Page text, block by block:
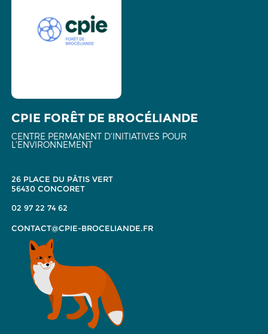
CPIE FORÊT DE BROCÉLIANDE
CENTRE PERMANENT D'INITIATIVES POUR
L'ENVIRONNEMENT
26 PLACE DU PÂTIS VERT
56430 CONCORET
02 97 22 74 62
CONTACT@CPIE-BROCELIANDE.FR